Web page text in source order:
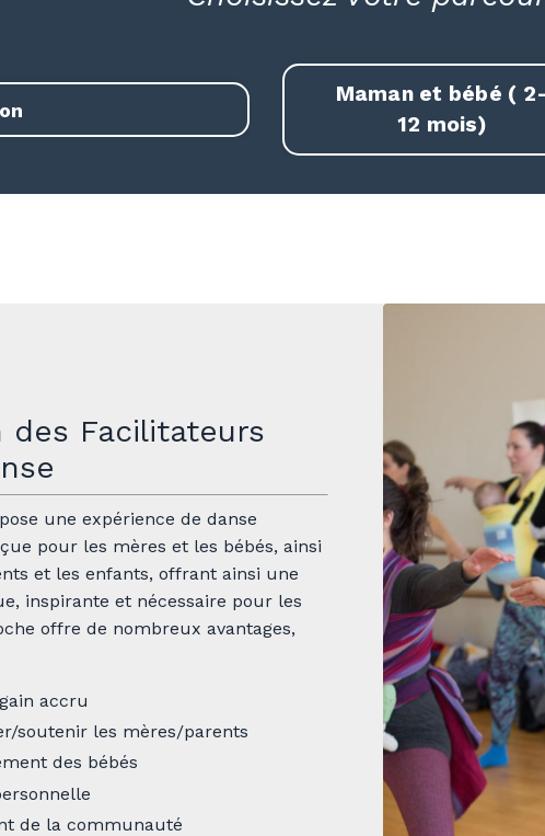
Maman et bébé ( 2-
12 mois)
des Facilitateurs
une expérience de danse
pour les mères et les bébés, ainsi
et les enfants, offrant ainsi une
inspirante et nécessaire pour les
offre de nombreux avantages,
accru
soutenir les mères/parents
des bébés
de la communauté